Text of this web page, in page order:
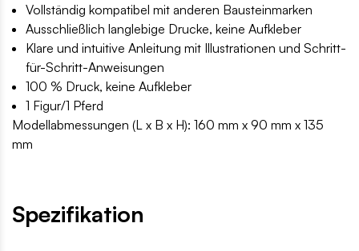
Vollständig kompatibel mit anderen Bausteinmarken
Ausschließlich langlebige Drucke, keine Aufkleber
Klare und intuitive Anleitung mit Illustrationen und Schritt-
für-Schritt-Anweisungen
100 % Druck, keine Aufkleber
1 Figur/1 Pferd
Modellabmessungen (L x B x H): 160 mm x 90 mm x 135
mm
Spezifikation